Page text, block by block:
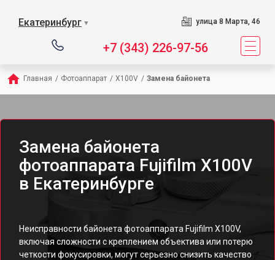
Екатеринбург ▼ улица 8 Марта, 46
+7 (343) 226-97-56
Главная / Фотоаппарат / X100V / Замена байонета
Замена байонета
фотоаппарата Fujifilm X100V
в Екатеринбурге
Неисправности байонета фотоаппарата Fujifilm X100V,
включая сложности с креплением объектива или потерю
четкости фокусировки, могут серьезно снизить качество